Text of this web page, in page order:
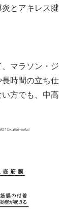
とアキレス腱
マラソン・ジ
時間の立ち仕
方でも、中高